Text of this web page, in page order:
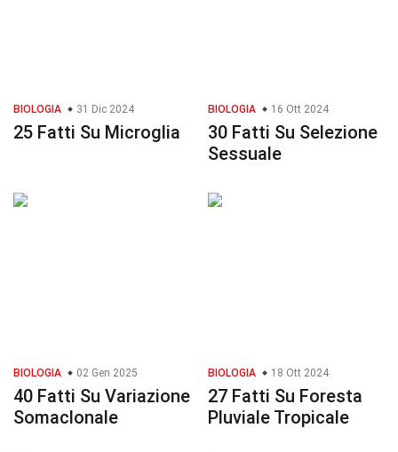
BIOLOGIA 31 Dic 2024
25 Fatti Su Microglia
BIOLOGIA 16 Ott 2024
30 Fatti Su Selezione
Sessuale
BIOLOGIA 02 Gen 2025
40 Fatti Su Variazione
Somaclonale
BIOLOGIA 18 Ott 2024
27 Fatti Su Foresta
Pluviale Tropicale